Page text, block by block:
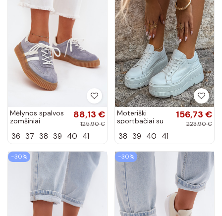
Mėlynos spalvos
zomšiniai
platforma Tai
88,13 €
125,90 €
36 37 38 39 40 41
Moteriški
sportbačiai su
baltos spalvos
156,73 €
223,90 €
38 39 40 41
−30% −30%